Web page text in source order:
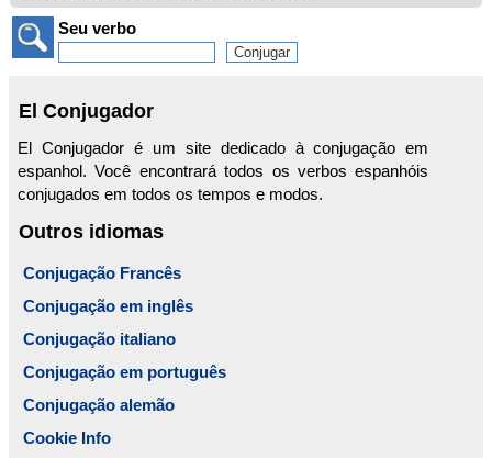
Seu verbo
El Conjugador
El Conjugador é um site dedicado à conjugação em
espanhol. Você encontrará todos os verbos espanhóis
conjugados em todos os tempos e modos.
Outros idiomas
Conjugação Francês
Conjugação em inglês
Conjugação italiano
Conjugação em português
Conjugação alemão
Cookie Info